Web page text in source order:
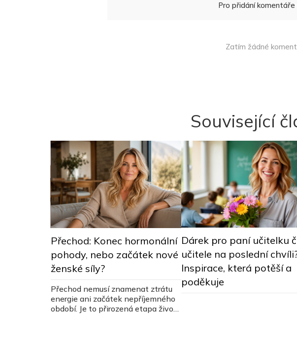
Pro přidání komentáře
Zatím žádné
Související
Přechod: Konec hormonální
pohody, nebo začátek nové
ženské síly?
Přechod nemusí znamenat ztrátu
energie ani začátek nepříjemného
období. Je to přirozená etapa života
Dárek pro paní učitelku
učitele na poslední
Inspirace, která potěší a
poděkuje